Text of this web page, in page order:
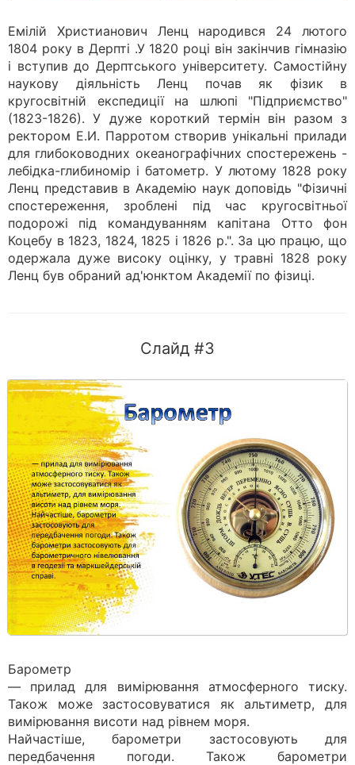
Емілій Христианович Ленц народився 24 лютого
1804 року в Дерпті .У 1820 році він закінчив гімназію
і вступив до Дерптського університету. Самостійну
наукову діяльність Ленц почав як фізик в
кругосвітній експедиції на шлюпі "Підприємство"
(1823-1826). У дуже короткий термін він разом з
ректором Е.И. Парротом створив унікальні прилади
для глибоководних океанографічних спостережень -
лебідка-глибиномір і батометр. У лютому 1828 року
Ленц представив в Академію наук доповідь "Фізичні
спостереження, зроблені під час кругосвітньої
подорожі під командуванням капітана Отто фон
Коцебу в 1823, 1824, 1825 і 1826 р.". За цю працю, що
одержала дуже високу оцінку, у травні 1828 року
Ленц був обраний ад'юнктом Академії по фізиці.
Слайд #3
Барометр
— прилад для вимірювання атмосферного тиску.
Також може застосовуватися як альтиметр, для
вимірювання висоти над рівнем моря.
Найчастіше, барометри застосовують для
передбачення погоди. Також барометри